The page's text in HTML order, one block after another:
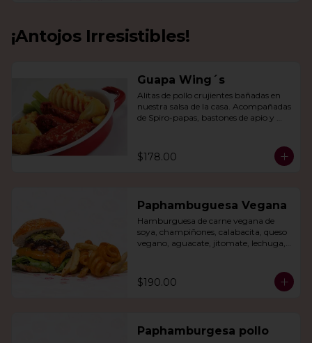
¡Antojos Irresistibles!
Guapa Wing´s
Alitas de pollo crujientes bañadas en
nuestra salsa de la casa. Acompañadas
de Spiro-papas, bastones de apio y
$178.00
Paphambuguesa Vegana
Hamburguesa de carne vegana de
soya, champiñones, calabacita, queso
vegano, aguacate, jitomate, lechuga,
$190.00
Paphamburgesa pollo